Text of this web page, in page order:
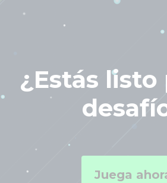
¿Estás listo
Juega